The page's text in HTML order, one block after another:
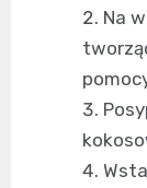
Na